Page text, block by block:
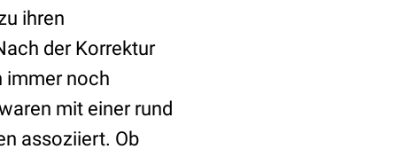
ihren
der Korrektur
immer noch
mit einer rund
assoziiert. Ob